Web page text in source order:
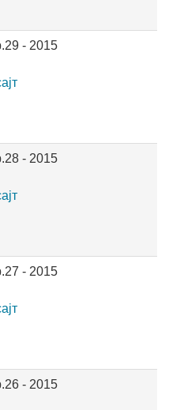
- 2015
- 2015
- 2015
- 2015